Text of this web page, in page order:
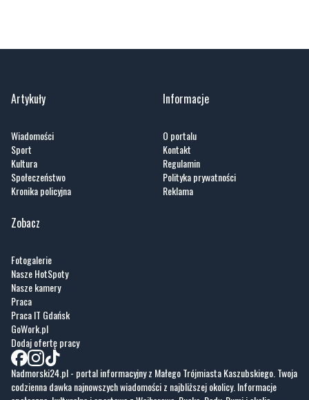
Artykuły
Wiadomości
Sport
Kultura
Społeczeństwo
Kronika policyjna
Informacje
O portalu
Kontakt
Regulamin
Polityka prywatności
Reklama
Zobacz
Fotogalerie
Nasze HotSpoty
Nasze kamery
Praca
Praca IT Gdańsk
GoWork.pl
Dodaj ofertę pracy
Nadmorski24.pl - portal informacyjny z Małego Trójmiasta Kaszubskiego. Twoja
codzienna dawka najnowszych wiadomości z najbliższej okolicy. Informacje